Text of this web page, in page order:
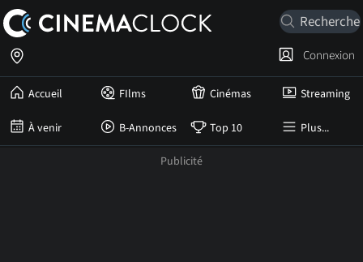
Accueil FIlms Cinémas Streaming
À venir B-Annonces Top 10 Plus...
Connexion